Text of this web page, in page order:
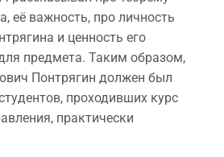
её важность, про личность
и ценность его
предмета. Таким образом,
Понтрягин должен был
проходивших курс
практически